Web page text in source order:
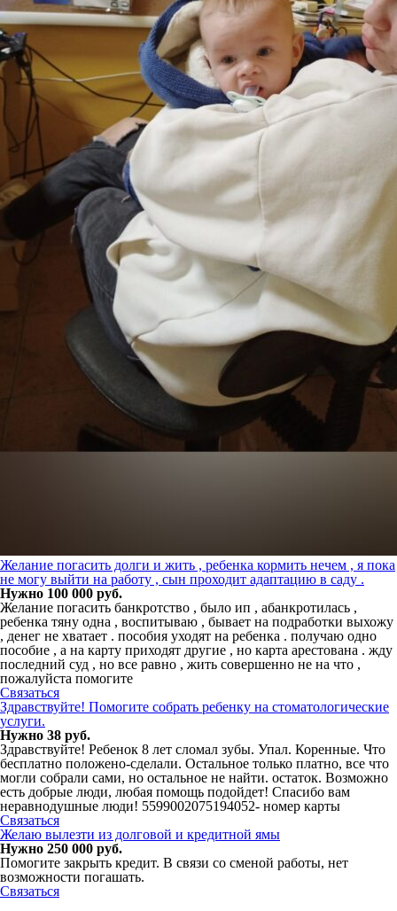
Желание погасить долги и жить , ребенка кормить нечем , я пока
не могу выйти на работу , сын проходит адаптацию в саду .
Нужно 100 000 руб.
Желание погасить банкротство , было ип , абанкротилась ,
ребенка тяну одна , воспитываю , бывает на подработки выхожу
, денег не хватает . пособия уходят на ребенка . получаю одно
пособие , а на карту приходят другие , но карта арестована . жду
последний суд , но все равно , жить совершенно не на что ,
пожалуйста помогите
Связаться
Здравствуйте! Помогите собрать ребенку на стоматологические
услуги.
Нужно 38 руб.
Здравствуйте! Ребенок 8 лет сломал зубы. Упал. Коренные. Что
бесплатно положено-сделали. Остальное только платно, все что
могли собрали сами, но остальное не найти. остаток. Возможно
есть добрые люди, любая помощь подойдет! Спасибо вам
неравнодушные люди! 5599002075194052- номер карты
Связаться
Желаю вылезти из долговой и кредитной ямы
Нужно 250 000 руб.
Помогите закрыть кредит. В связи со сменой работы, нет
возможности погашать.
Связаться